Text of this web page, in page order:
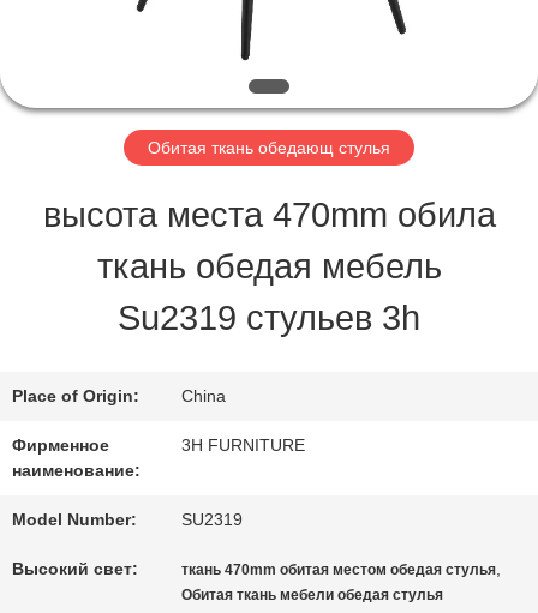
КАЧЕСТВА
США
СПРОСИТЕ
КАРТА
САЙТА
Обитая ткань обедающ стулья
высота места 470mm обила
ткань обедая мебель
Su2319 стульев 3h
Place of Origin: China
Фирменное
наименование:
3H FURNITURE
Model Number: SU2319
Высокий свет: ткань 470mm обитая местом обедая стулья,
Обитая ткань мебели обедая стулья